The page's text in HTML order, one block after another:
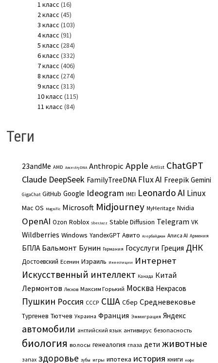
1 класс (16)
2 класс (45)
3 класс (103)
4 класс (91)
5 класс (284)
6 класс (332)
7 класс (406)
8 класс (274)
9 класс (313)
10 класс (115)
11 класс (84)
Теги
23andMe AMD AncestryDNA Anthropic Apple Artlist ChatGPT
Claude DeepSeek FamilyTreeDNA Flux AI Freepik Gemini
GigaChat GitHub Google Ideogram IMEI Leonardo AI Linux
Mac OS Magnific Microsoft Midjourney MyHeritage Nvidia
OpenAI Ozon Roblox SberJazz Stable Diffusion Telegram VK
Wildberries Windows YandexGPT Авито Азербайджан Алиса AI Армения
БПЛА Бальмонт Бунин Германия Госуслуги Греция ДНК
Достоевский Есенин Израиль Инвестиции Интернет
Искусственный интеллект Канада Китай
Лермонтов Лесков Максим Горький Москва Некрасов
Пушкин Россия СССР США Сбер Средневековье
Тургенев Тютчев Украина Франция Эммиграция Яндекс
автомобили английский язык антивирус безопасность
биология волосы генеалогия глаза дети животные
запах здоровье зубы игры ипотека история книги кофе